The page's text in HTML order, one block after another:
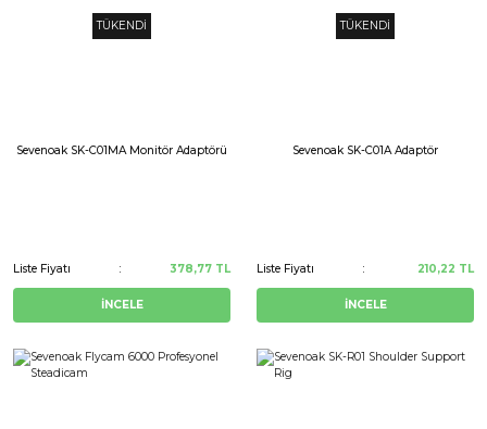
TÜKENDİ
Sevenoak SK-C01MA Monitör Adaptörü
Liste Fiyatı 378,77 TL
İNCELE
TÜKENDİ
Sevenoak SK-C01A Adaptör
Liste Fiyatı 210,22 TL
İNCELE